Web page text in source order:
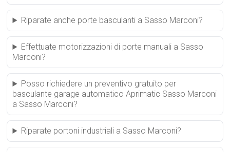
Riparate anche porte basculanti a Sasso Marconi?
Effettuate motorizzazioni di porte manuali a Sasso
Marconi?
Posso richiedere un preventivo gratuito per
basculante garage automatico Aprimatic Sasso Marconi
a Sasso Marconi?
Riparate portoni industriali a Sasso Marconi?